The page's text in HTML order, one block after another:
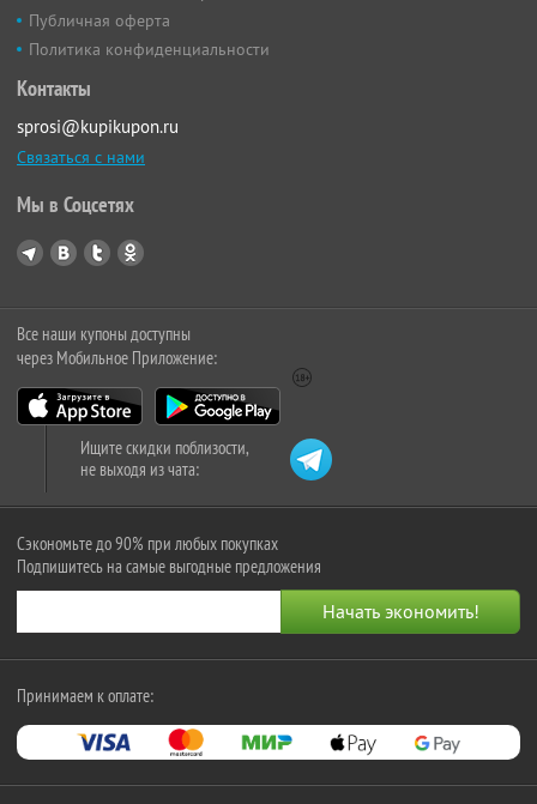
Публичная оферта
Политика конфиденциальности
Контакты
sprosi@kupikupon.ru
Связаться с нами
Мы в Соцсетях
Все наши купоны доступны
через Мобильное Приложение:
Ищите скидки поблизости,
не выходя из чата:
Сэкономьте до 90% при любых покупках
Подпишитесь на самые выгодные предложения
Принимаем к оплате: